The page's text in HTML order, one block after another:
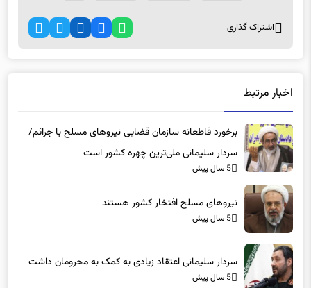
اشتراک گذاری
اخبار مرتبط
برخورد قاطعانه سازمان قضایی نیروهای مسلح با جرائم/
سردار سلیمانی ملی‌ترین چهره کشور است
5 سال پیش
نیروهای مسلح افتخار کشور هستند
5 سال پیش
سردار سلیمانی اعتقاد زیادی به کمک به محرومان داشت
5 سال پیش